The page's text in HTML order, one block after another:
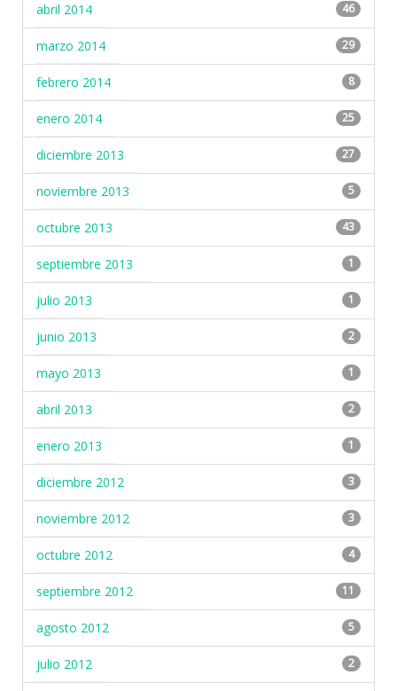
abril 2014 46
marzo 2014 29
febrero 2014 8
enero 2014 25
diciembre 2013 27
noviembre 2013 5
octubre 2013 43
septiembre 2013 1
julio 2013 1
junio 2013 2
mayo 2013 1
abril 2013 2
enero 2013 1
diciembre 2012 3
noviembre 2012 3
octubre 2012 4
septiembre 2012 11
agosto 2012 5
julio 2012 2